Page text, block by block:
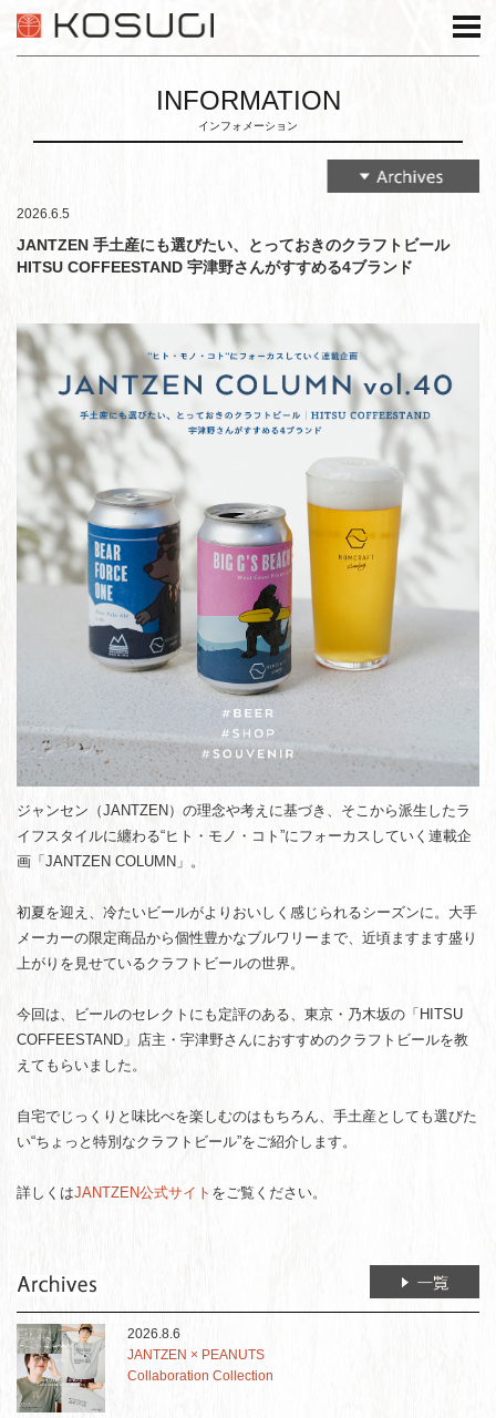
INFORMATION
インフォメーション
2026.6.5
JANTZEN 手土産にも選びたい、とっておきのクラフトビール
HITSU COFFEESTAND 宇津野さんがすすめる4ブランド
ジャンセン（JANTZEN）の理念や考えに基づき、そこから派生したラ
イフスタイルに纏わる“ヒト・モノ・コト”にフォーカスしていく連載企
画「JANTZEN COLUMN」。
初夏を迎え、冷たいビールがよりおいしく感じられるシーズンに。大手
メーカーの限定商品から個性豊かなブルワリーまで、近頃ますます盛り
上がりを見せているクラフトビールの世界。
今回は、ビールのセレクトにも定評のある、東京・乃木坂の「HITSU
COFFEESTAND」店主・宇津野さんにおすすめのクラフトビールを教
えてもらいました。
自宅でじっくりと味比べを楽しむのはもちろん、手土産としても選びた
い“ちょっと特別なクラフトビール”をご紹介します。
詳しくはJANTZEN公式サイト をご覧ください。
2026.8.6
JANTZEN × PEANUTS
Collaboration Collection